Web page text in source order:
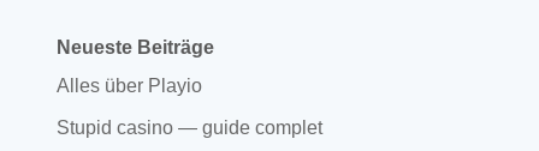
Neueste Beiträge
Alles über Playio
Stupid casino — guide complet